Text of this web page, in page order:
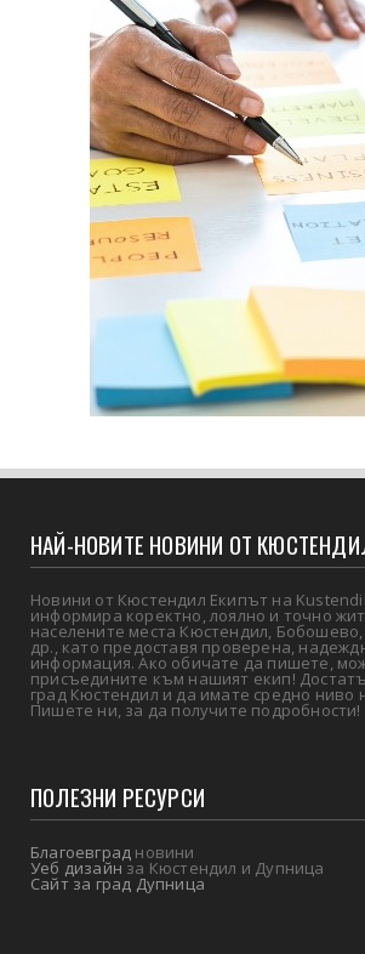
НАЙ-НОВИТЕ НОВИНИ ОТ
Новини от Кюстендил Екипът на
информира коректно, лоялно и точно
населените места Кюстендил,
др., като предоставя проверена,
информация. Ако обичате да пишете,
присъедините към нашият екип!
град Кюстендил и да имате средно ниво
Пишете ни, за да получите подробности!
ПОЛЕЗНИ РЕСУРСИ
Благоевград новини
Уеб дизайнза Кюстендил и Дупница
Сайт за град Дупница